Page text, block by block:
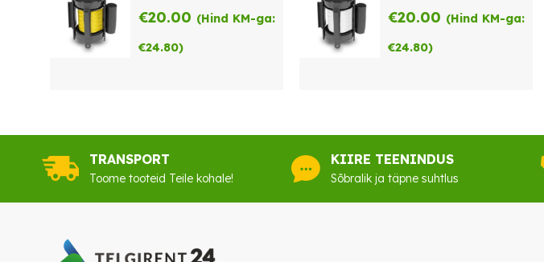
€20.00 (Hind KM-ga:
€24.80)
€20.00 (Hind KM-ga:
€24.80)
TRANSPORT
Toome tooteid Teile kohale!
KIIRE TEENINDUS
Sõbralik ja täpne suhtlus